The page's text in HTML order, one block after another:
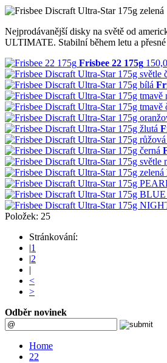
Nejprodávanější disky na světě od
ULTIMATE. Stabilní během letu a
Frisbee 22 175g
Položek: 25
Stránkování:
|1
|2
|
<
>
Odběr novinek
Home
22